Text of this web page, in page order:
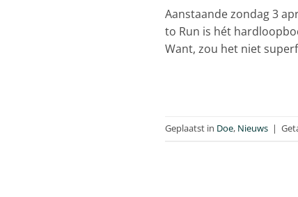
Aanstaande zondag 3
to Run is hét
Want, zou het niet
Geplaatst in Doe, Nieuws |